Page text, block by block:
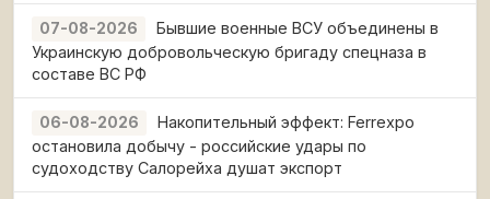
07-08-2026
Бывшие военные ВСУ объединены в
Украинскую добровольческую бригаду спецназа в
составе ВС РФ
06-08-2026
Накопительный эффект: Ferrexpo
остановила добычу - российские удары по
судоходству Салорейха душат экспорт